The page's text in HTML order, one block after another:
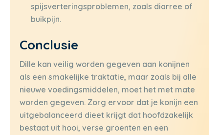
spijsverteringsproblemen, zoals diarree of
buikpijn.
Conclusie
Dille kan veilig worden gegeven aan konijnen
als een smakelijke traktatie, maar zoals bij alle
nieuwe voedingsmiddelen, moet het met mate
worden gegeven. Zorg ervoor dat je konijn een
uitgebalanceerd dieet krijgt dat hoofdzakelijk
bestaat uit hooi, verse groenten en een